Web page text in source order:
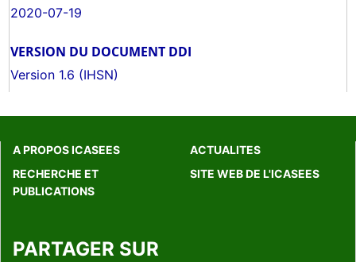
2020-07-19
VERSION DU DOCUMENT DDI
Version 1.6 (IHSN)
A PROPOS ICASEES
RECHERCHE ET
PUBLICATIONS
ACTUALITES
SITE WEB DE L'ICASEES
PARTAGER SUR